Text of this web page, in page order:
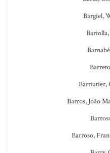
Bargiel,
Barriatier,
Barros, João
Barroso,